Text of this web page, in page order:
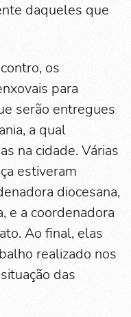
daqueles que
os
para
serão entregues
a qual
na cidade. Várias
estiveram
diocesana,
e a coordenadora
Ao final, elas
realizado nos
das